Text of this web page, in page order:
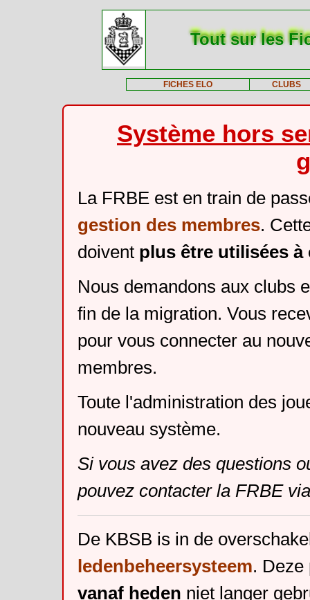
Tout sur les
FICHES ELO CLUBS
Système hors
La FRBE est en train de
gestion des membres.
doivent plus être utilisées
Nous demandons aux clubs
fin de la migration. Vous
pour vous connecter au
membres.
Toute l'administration des
nouveau système.
Si vous avez des questions
pouvez contacter la FRBE
De KBSB is in de
ledenbeheersysteem. Deze
vanaf heden niet langer